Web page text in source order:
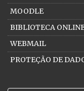
MOODLE
BIBLIOTECA
WEBMAIL
PROTEÇÃO DE